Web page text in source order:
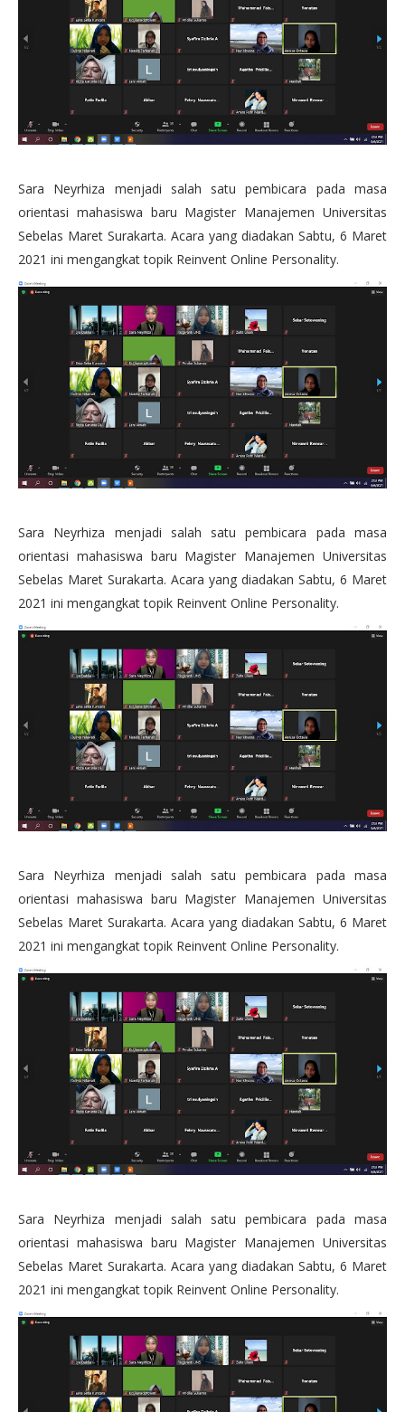
Sara Neyrhiza menjadi salah satu pembicara pada masa
orientasi mahasiswa baru Magister Manajemen Universitas
Sebelas Maret Surakarta. Acara yang diadakan Sabtu, 6 Maret
2021 ini mengangkat topik Reinvent Online Personality.
Sara Neyrhiza menjadi salah satu pembicara pada masa
orientasi mahasiswa baru Magister Manajemen Universitas
Sebelas Maret Surakarta. Acara yang diadakan Sabtu, 6 Maret
2021 ini mengangkat topik Reinvent Online Personality.
Sara Neyrhiza menjadi salah satu pembicara pada masa
orientasi mahasiswa baru Magister Manajemen Universitas
Sebelas Maret Surakarta. Acara yang diadakan Sabtu, 6 Maret
2021 ini mengangkat topik Reinvent Online Personality.
Sara Neyrhiza menjadi salah satu pembicara pada masa
orientasi mahasiswa baru Magister Manajemen Universitas
Sebelas Maret Surakarta. Acara yang diadakan Sabtu, 6 Maret
2021 ini mengangkat topik Reinvent Online Personality.